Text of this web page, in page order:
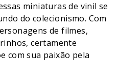
miniaturas de vinil se
do colecionismo. Com
de filmes,
certamente
com sua paixão pela